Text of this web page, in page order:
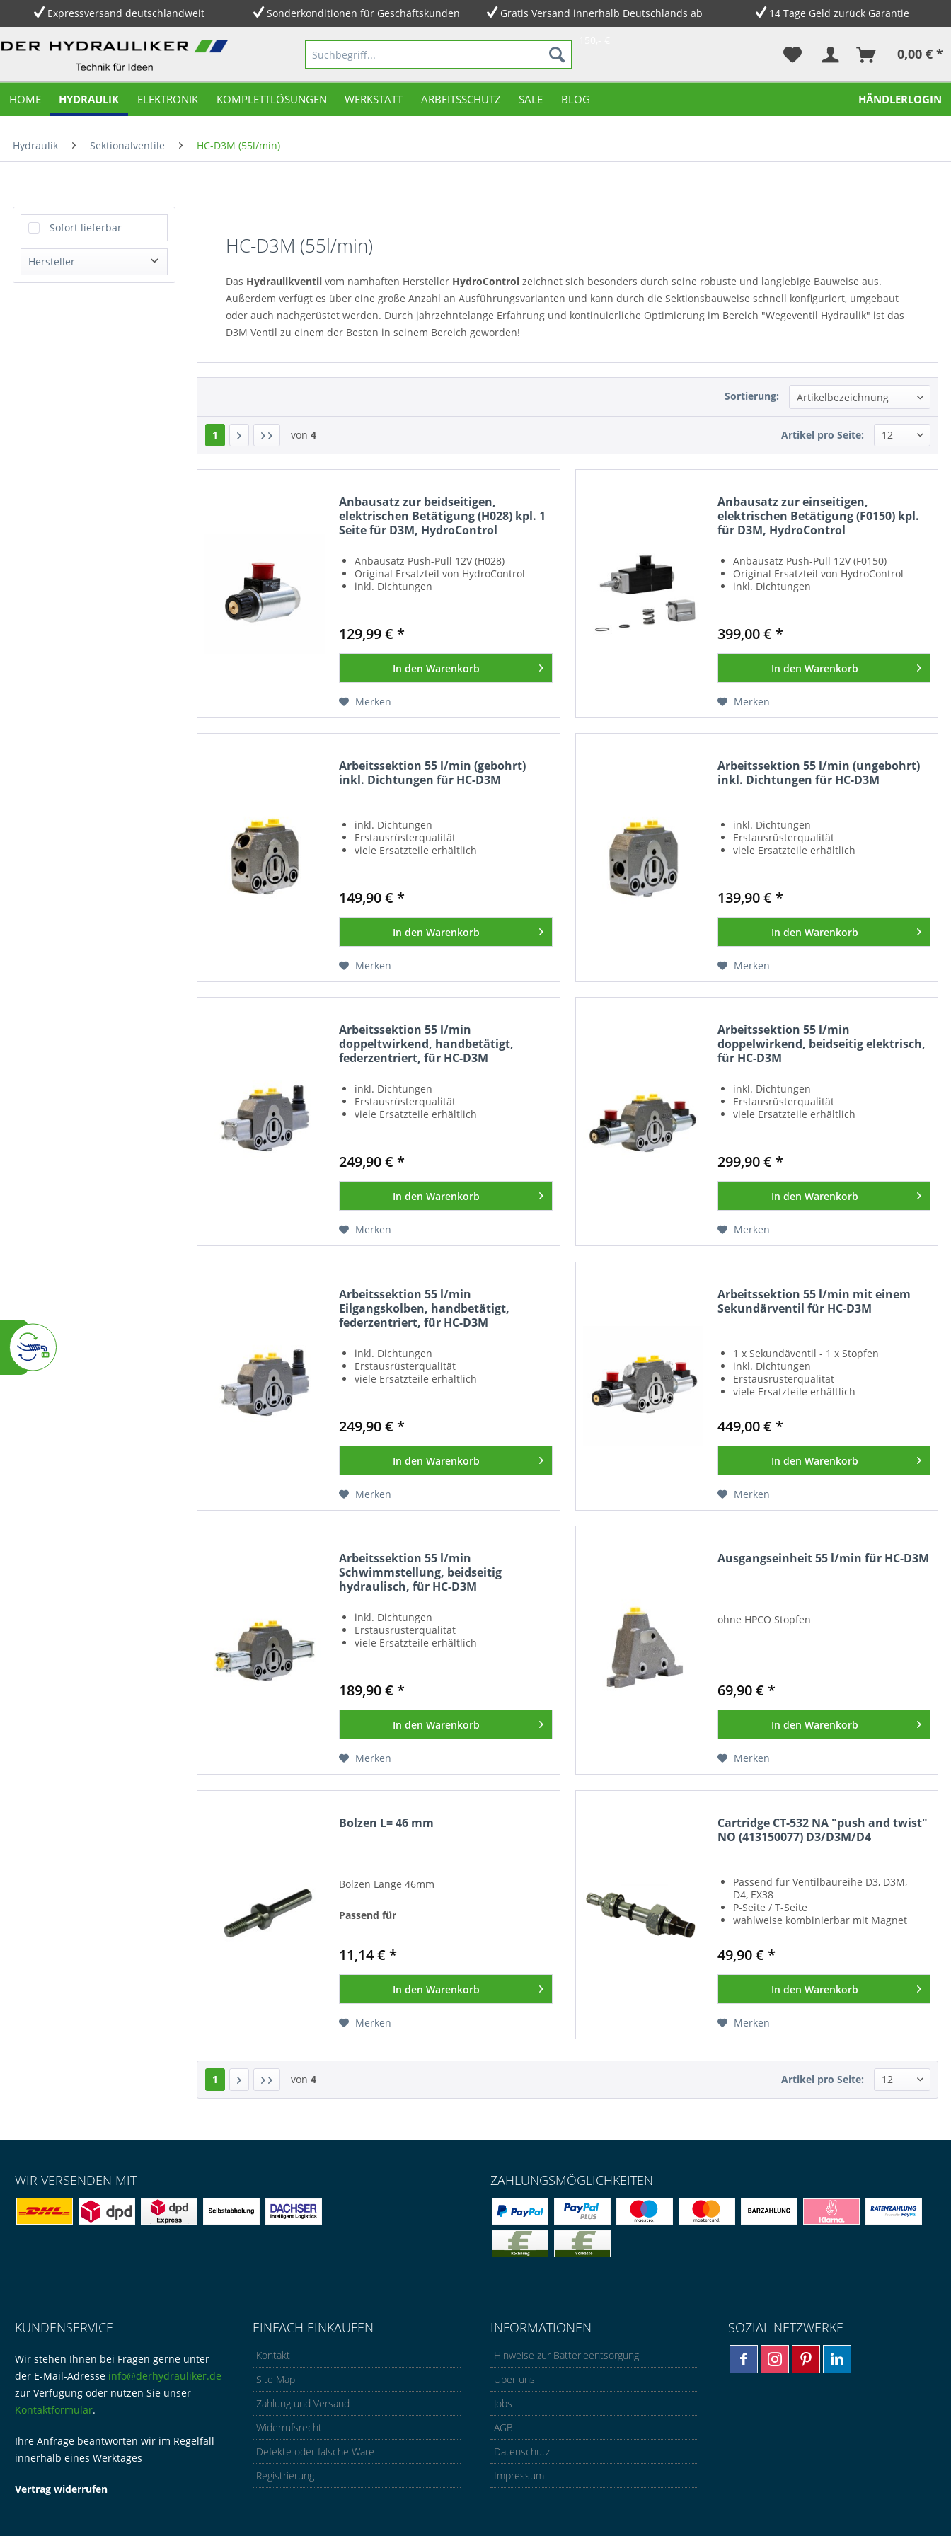
Expressversand deutschlandweit Sonderkonditionen für Geschäftskunden
Gratis Versand innerhalb Deutschlands ab
14 Tage Geld zurück Garantie
0,00 € *
HOME HYDRAULIK ELEKTRONIK KOMPLETTLÖSUNGEN WERKSTATT ARBEITSSCHUTZ SALE BLOG HÄNDLERLOGIN
Hydraulik Sektionalventile HC-D3M (55l/min)
Sofort lieferbar
Hersteller
HC-D3M (55l/min)
Das Hydraulikventil vom namhaften Hersteller HydroControl zeichnet sich besonders durch seine robuste und langlebige Bauweise aus.
Außerdem verfügt es über eine große Anzahl an Ausführungsvarianten und kann durch die Sektionsbauweise schnell konfiguriert, umgebaut
oder auch nachgerüstet werden. Durch jahrzehntelange Erfahrung und kontinuierliche Optimierung im Bereich "Wegeventil Hydraulik" ist das
D3M Ventil zu einem der Besten in seinem Bereich geworden!
Sortierung:
1 von 4 Artikel pro Seite:
Anbausatz zur beidseitigen,
elektrischen Betätigung (H028) kpl. 1
Seite für D3M, HydroControl
Anbausatz Push-Pull 12V (H028)
Original Ersatzteil von HydroControl
inkl. Dichtungen
129,99 € *
In den Warenkorb
Merken
Anbausatz zur einseitigen,
elektrischen Betätigung (F0150) kpl.
für D3M, HydroControl
Anbausatz Push-Pull 12V (F0150)
Original Ersatzteil von HydroControl
inkl. Dichtungen
399,00 € *
In den Warenkorb
Merken
Arbeitssektion 55 l/min (gebohrt)
inkl. Dichtungen für HC-D3M
inkl. Dichtungen
Erstausrüsterqualität
viele Ersatzteile erhältlich
149,90 € *
In den Warenkorb
Merken
Arbeitssektion 55 l/min (ungebohrt)
inkl. Dichtungen für HC-D3M
inkl. Dichtungen
Erstausrüsterqualität
viele Ersatzteile erhältlich
139,90 € *
In den Warenkorb
Merken
Arbeitssektion 55 l/min
doppeltwirkend, handbetätigt,
federzentriert, für HC-D3M
inkl. Dichtungen
Erstausrüsterqualität
viele Ersatzteile erhältlich
249,90 € *
In den Warenkorb
Merken
Arbeitssektion 55 l/min
doppelwirkend, beidseitig elektrisch,
für HC-D3M
inkl. Dichtungen
Erstausrüsterqualität
viele Ersatzteile erhältlich
299,90 € *
In den Warenkorb
Merken
Arbeitssektion 55 l/min
Eilgangskolben, handbetätigt,
federzentriert, für HC-D3M
inkl. Dichtungen
Erstausrüsterqualität
viele Ersatzteile erhältlich
249,90 € *
In den Warenkorb
Merken
Arbeitssektion 55 l/min mit einem
Sekundärventil für HC-D3M
1 x Sekundäventil - 1 x Stopfen
inkl. Dichtungen
Erstausrüsterqualität
viele Ersatzteile erhältlich
449,00 € *
In den Warenkorb
Merken
Arbeitssektion 55 l/min
Schwimmstellung, beidseitig
hydraulisch, für HC-D3M
inkl. Dichtungen
Erstausrüsterqualität
viele Ersatzteile erhältlich
189,90 € *
In den Warenkorb
Merken
Ausgangseinheit 55 l/min für HC-D3M
ohne HPCO Stopfen
69,90 € *
In den Warenkorb
Merken
Bolzen L= 46 mm
Bolzen Länge 46mm
Passend für
11,14 € *
In den Warenkorb
Merken
Cartridge CT-532 NA "push and twist"
NO (413150077) D3/D3M/D4
Passend für Ventilbaureihe D3, D3M,
D4, EX38
P-Seite / T-Seite
wahlweise kombinierbar mit Magnet
49,90 € *
In den Warenkorb
Merken
1 von 4 Artikel pro Seite:
WIR VERSENDEN MIT ZAHLUNGSMÖGLICHKEITEN
KUNDENSERVICE
Wir stehen Ihnen bei Fragen gerne unter
der E-Mail-Adresse info@derhydrauliker.de
zur Verfügung oder nutzen Sie unser
Kontaktformular.
Ihre Anfrage beantworten wir im Regelfall
innerhalb eines Werktages
Vertrag widerrufen
EINFACH EINKAUFEN
Kontakt
Site Map
Zahlung und Versand
Widerrufsrecht
Defekte oder falsche Ware
Registrierung
INFORMATIONEN
Hinweise zur Batterieentsorgung
Über uns
Jobs
AGB
Datenschutz
Impressum
SOZIAL NETZWERKE